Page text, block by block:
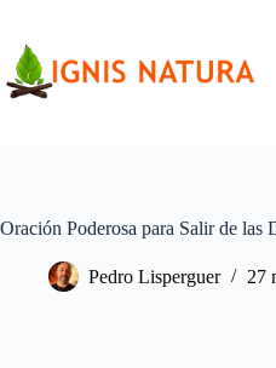
contenido
Oración Poderosa para Salir de las
Pedro Lisperguer 27